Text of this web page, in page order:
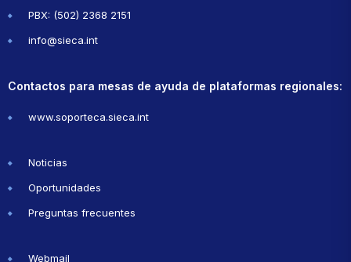
PBX: (502) 2368 2151
info@sieca.int
Contactos para mesas de ayuda de plataformas regionales:
www.soporteca.sieca.int
Noticias
Oportunidades
Preguntas frecuentes
Webmail